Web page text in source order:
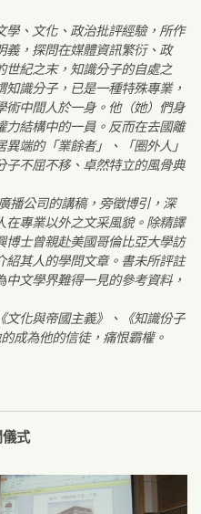
學、文化、政治批評經驗，所作
義，探問在媒體資訊繁衍、政
世紀之末，知識分子的自處之
識分子，已是一種特殊專業，
術中間人於一身。他（她）們身
力結構中的一員。反而在去國離
端的「業餘者」、「圈外人」
子不屈不移、卓然特立的風骨典
播公司的講稿，旁徵博引，深
在專業以外之文采風貌。除精譯
博士曾親赴美國哥倫比亞大學訪
紹其人的學問文章。書未所評註
文學界難得一見的參考資料，
文化與帝國主義》、《知識份子
成為他的信徒，痛恨霸權。
式